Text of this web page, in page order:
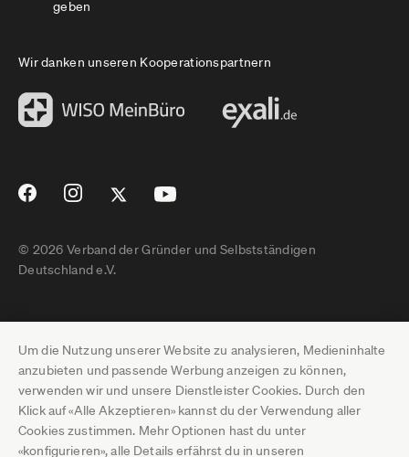
Um die Nutzung unserer Website zu analysieren, Medieninhalte
anzubieten und passende Werbung anzeigen zu können,
verwenden wir und unsere Dienstleister Cookies. Durch den
Klick auf «Alle Akzeptieren» kannst du der Verwendung aller
Cookies zustimmen. Mehr Optionen hast du unter
«konfigurieren», alle Details erfährst du in unseren
geben
Wir danken unseren Kooperationspartnern
© 2026 Verband der Gründer und Selbstständigen
Deutschland e.V.
Impressum
Datenschutz
Pressebereich